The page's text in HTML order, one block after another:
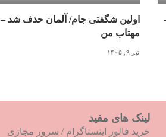
اولین شگفتی جام/ آلمان حذف شد –
مهتاب من
تیر ۹, ۱۴۰۵
لینک های مفید
خرید فالور اینستاگرام / سرور مجازی